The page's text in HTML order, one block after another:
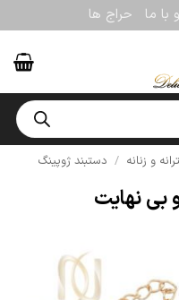
ما حراج ها
و زنانه / دستبند ژوپینگ
بی نهایت